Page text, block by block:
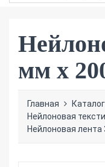
мм х
Главная Каталог
Нейлоновая
Нейлоновая лента